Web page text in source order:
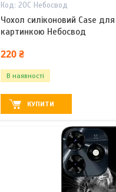
20С Небосвод
Чохол силіконовий Case
картинкою Небосвод
220 ₴
В наявності
КУПИТИ